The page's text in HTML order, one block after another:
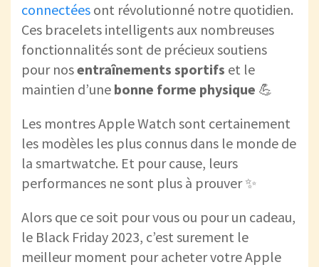
connectées ont révolutionné notre quotidien.
Ces bracelets intelligents aux nombreuses
fonctionnalités sont de précieux soutiens
pour nosentraînements sportifs et le
maintien d’une bonne forme physique 💪
Les montres Apple Watch sont certainement
les modèles les plus connus dans le monde de
la smartwatche. Et pour cause, leurs
performances ne sont plus à prouver ✨
Alors que ce soit pour vous ou pour un cadeau,
le Black Friday 2023, c’est surement le
meilleur moment pour acheter votre Apple